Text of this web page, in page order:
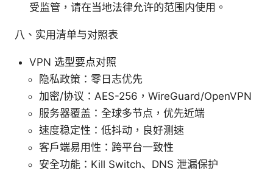
受监管，请在当地法律允许的范围内使用。
八、实用清单与对照表
VPN 选型要点对照
隐私政策：零日志优先
加密/协议：AES-256，WireGuard/OpenVPN
服务器覆盖：全球多节点，优先近端
速度稳定性：低抖动，良好测速
客户端易用性：跨平台一致性
安全功能：Kill Switch、DNS 泄漏保护